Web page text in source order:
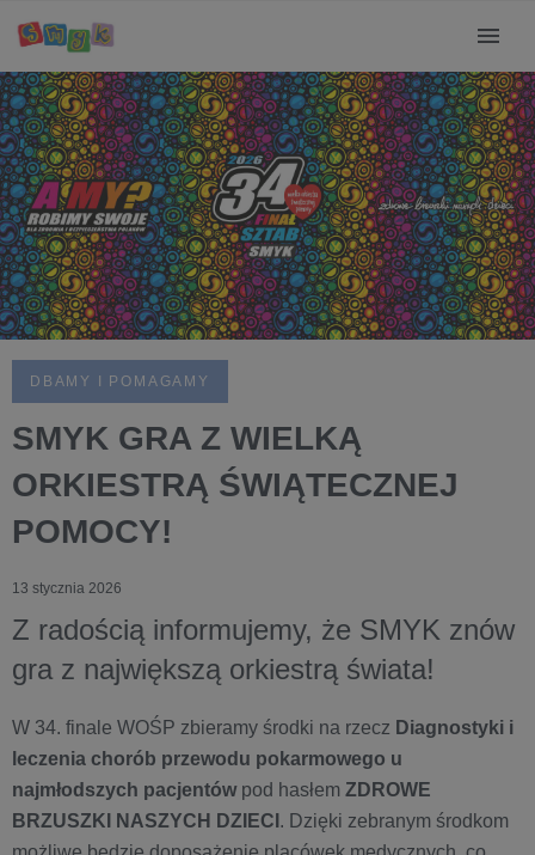
DBAMY I POMAGAMY
SMYK GRA Z WIELKĄ
ORKIESTRĄ ŚWIĄTECZNEJ
POMOCY!
13 stycznia 2026
Z radością informujemy, że SMYK znów
gra z największą orkiestrą świata!
W 34. finale WOŚP zbieramy środki na rzecz Diagnostyki i
leczenia chorób przewodu pokarmowego u
najmłodszych pacjentówpod hasłem ZDROWE
BRZUSZKI NASZYCH DZIECI . Dzięki zebranym środkom